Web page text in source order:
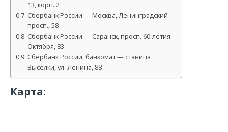
13, корп. 2
Сбербанк России — Москва, Ленинградский
просп., 58
Сбербанк России — Саранск, просп. 60-летия
Октября, 83
Сбербанк России, банкомат — станица
Выселки, ул. Ленина, 88
Карта: